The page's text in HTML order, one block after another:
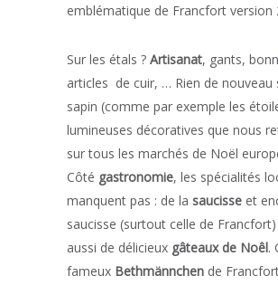
emblématique de Francfort version
Sur les étals ? Artisanat, gants,
articles de cuir, … Rien de nouveau
sapin (comme par exemple les
lumineuses décoratives que nous
sur tous les marchés de Noël
Côté gastronomie, les spécialités
manquent pas : de la saucisse et
saucisse (surtout celle de
aussi de délicieux gâteaux de Noêl.
fameux Bethmännchen de